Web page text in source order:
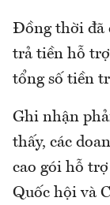
Đồng thời đã
trả tiền hỗ
tổng số tiền
Ghi nhận
thấy, các
cao gói hỗ
Quốc hội và